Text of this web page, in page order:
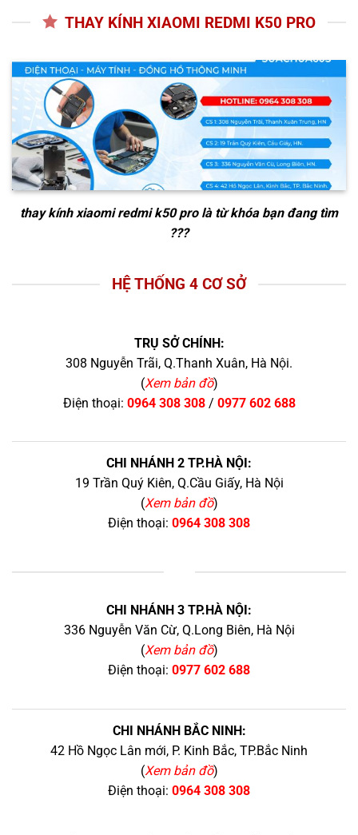
THAY KÍNH XIAOMI REDMI K50 PRO
thay kính xiaomi redmi k50 prolà từ khóa bạn đang tìm
???
HỆ THỐNG 4 CƠ SỞ
TRỤ SỞ CHÍNH:
308 Nguyễn Trãi, Q.Thanh Xuân, Hà Nội.
(Xem bản đồ)
Điện thoại: 0964 308 308/ 0977 602 688
CHI NHÁNH 2 TP.HÀ NỘI:
19 Trần Quý Kiên, Q.Cầu Giấy, Hà Nội
(Xem bản đồ)
Điện thoại: 0964 308 308
CHI NHÁNH 3 TP.HÀ NỘI:
336 Nguyễn Văn Cừ, Q.Long Biên, Hà Nội
(Xem bản đồ)
Điện thoại: 0977 602 688
CHI NHÁNH BẮC NINH:
42 Hồ Ngọc Lân mới, P. Kinh Bắc, TP.Bắc Ninh
(Xem bản đồ)
Điện thoại: 0964 308 308